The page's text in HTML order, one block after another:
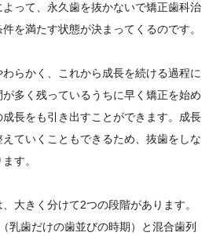
って、永久歯を抜かないで矯正歯科治
を満たす状態が決まってくるのです。
らかく、これから成長を続ける過程に
多く残っているうちに早く矯正を始め
長をも引き出すことができます。成長
ていくこともできるため、抜歯をしな
す。
大きく分けて2つの段階があります。
乳歯だけの歯並びの時期）と混合歯列